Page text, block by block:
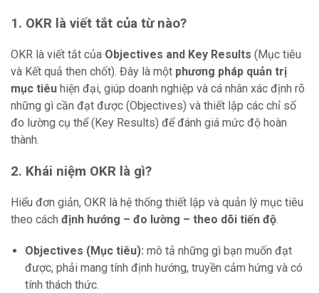
1. OKR là viết tắt của từ nào?
OKR là viết tắt của Objectives and Key Results (Mục tiêu
và Kết quả then chốt). Đây là một phương pháp quản trị
mục tiêu hiện đại, giúp doanh nghiệp và cá nhân xác định rõ
những gì cần đạt được (Objectives) và thiết lập các chỉ số
đo lường cụ thể (Key Results) để đánh giá mức độ hoàn
thành.
2. Khái niệm OKR là gì?
Hiểu đơn giản, OKR là hệ thống thiết lập và quản lý mục tiêu
theo cách định hướng – đo lường – theo dõi tiến độ.
Objectives (Mục tiêu): mô tả những gì bạn muốn đạt
được, phải mang tính định hướng, truyền cảm hứng và có
tính thách thức.